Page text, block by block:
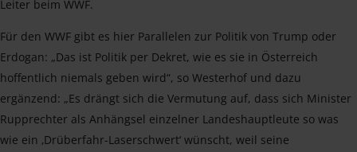
Leiter beim WWF.
Für den WWF gibt es hier Parallelen zur Politik von Trump oder
Erdogan: „Das ist Politik per Dekret, wie es sie in Österreich
hoffentlich niemals geben wird“, so Westerhof und dazu
ergänzend: „Es drängt sich die Vermutung auf, dass sich Minister
Rupprechter als Anhängsel einzelner Landeshauptleute so was
wie ein ‚Drüberfahr-Laserschwert‘ wünscht, weil seine